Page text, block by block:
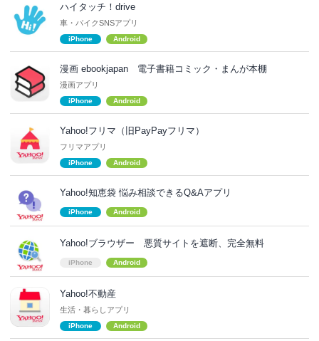
ハイタッチ！drive
車・バイクSNSアプリ
iPhone Android
漫画 ebookjapan 電子書籍コミック・まんが本棚
漫画アプリ
iPhone Android
Yahoo!フリマ（旧PayPayフリマ）
フリマアプリ
iPhone Android
Yahoo!知恵袋 悩み相談できるQ&Aアプリ
iPhone Android
Yahoo!ブラウザー 悪質サイトを遮断、完全無料
iPhone Android
Yahoo!不動産
生活・暮らしアプリ
iPhone Android